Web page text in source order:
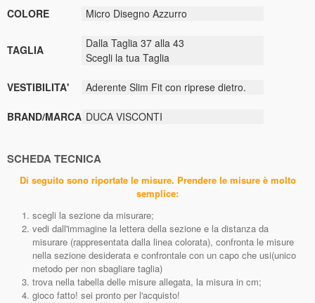
COLORE Micro Disegno Azzurro
TAGLIA
Dalla Taglia 37 alla 43
Scegli la tua Taglia
VESTIBILITA' Aderente Slim Fit con riprese dietro.
BRAND/MARCA DUCA VISCONTI
SCHEDA TECNICA
Di seguito sono riportate le misure. Prendere le misure è molto
semplice:
scegli la sezione da misurare;
vedi dall'immagine la lettera della sezione e la distanza da
misurare (rappresentata dalla linea colorata), confronta le misure
nella sezione desiderata e confrontale con un capo che usi(unico
metodo per non sbagliare taglia)
trova nella tabella delle misure allegata, la misura in cm;
gioco fatto! sei pronto per l'acquisto!